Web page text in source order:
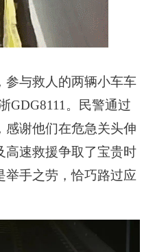
参与救人的两辆小车车
GDG8111。 民警通过
感谢他们在危急关头伸
高速救援争取了宝贵时
举手之劳 ，恰巧路过应